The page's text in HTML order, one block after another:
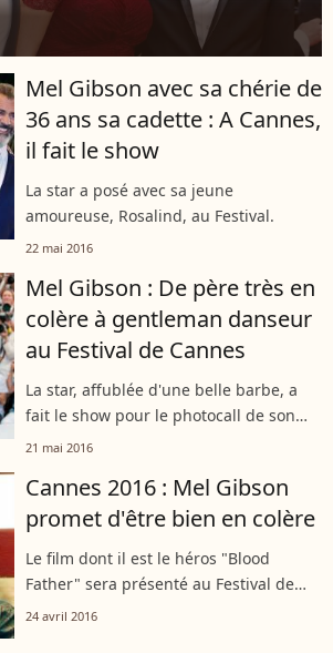
Mel Gibson avec sa chérie de
36 ans sa cadette : A Cannes,
il fait le show
La star a posé avec sa jeune
amoureuse, Rosalind, au Festival.
22 mai 2016
Mel Gibson : De père très en
colère à gentleman danseur
au Festival de Cannes
La star, affublée d'une belle barbe, a
fait le show pour le photocall de son
film, "Blood Father".
21 mai 2016
Cannes 2016 : Mel Gibson
promet d'être bien en colère
Le film dont il est le héros "Blood
Father" sera présenté au Festival de
Cannes, tout comme la nouvelle oeuvre
24 avril 2016